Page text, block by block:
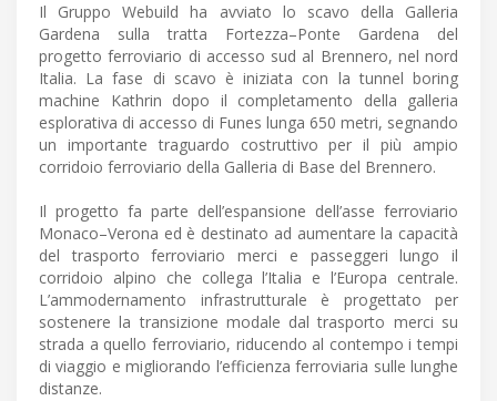
Il Gruppo Webuild ha avviato lo scavo della Galleria
Gardena sulla tratta Fortezza–Ponte Gardena del
progetto ferroviario di accesso sud al Brennero, nel nord
Italia. La fase di scavo è iniziata con la tunnel boring
machine Kathrin dopo il completamento della galleria
esplorativa di accesso di Funes lunga 650 metri, segnando
un importante traguardo costruttivo per il più ampio
corridoio ferroviario della Galleria di Base del Brennero.
Il progetto fa parte dell’espansione dell’asse ferroviario
Monaco–Verona ed è destinato ad aumentare la capacità
del trasporto ferroviario merci e passeggeri lungo il
corridoio alpino che collega l’Italia e l’Europa centrale.
L’ammodernamento infrastrutturale è progettato per
sostenere la transizione modale dal trasporto merci su
strada a quello ferroviario, riducendo al contempo i tempi
di viaggio e migliorando l’efficienza ferroviaria sulle lunghe
distanze.